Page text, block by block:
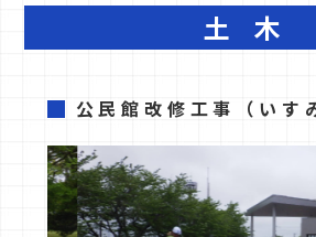
土 木
公民館改修工事 （いす